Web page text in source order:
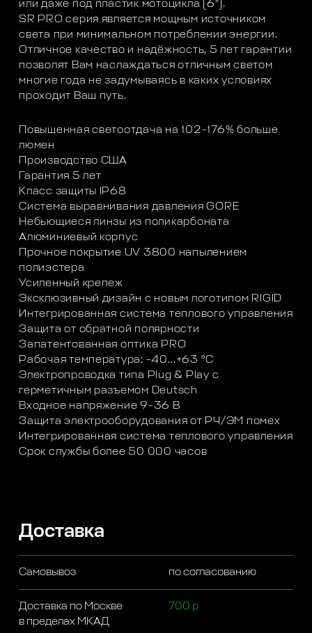
или даже под пластик мотоцикла (6”).
SR PRO серия является мощным источником
света при минимальном потреблении энергии.
Отличное качество и надёжность, 5 лет гарантии
позволят Вам наслаждаться отличным светом
многие года не задумываясь в каких условиях
проходит Ваш путь.
Повышенная светоотдача на 102-176% больше
люмен
Производство США
Гарантия 5 лет
Класс защиты IP68
Система выравнивания давления GORE
Небьющиеся линзы из поликарбоната
Алюминиевый корпус
Прочное покрытие UV 3800 напылением
полиэстера
Усиленный крепеж
Эксклюзивный дизайн с новым логотипом RIGID
Интегрированная система теплового управления
Защита от обратной полярности
Запатентованная оптика PRO
Рабочая температура: -40…+63 °C
Электропроводка типа Plug & Play с
герметичным разъемом Deutsch
Входное напряжение 9-36 В
Защита электрооборудования от РЧ/ЭМ помех
Интегрированная система теплового управления
Срок службы более 50 000 часов
Доставка
Самовывоз по согласованию
Доставка по Москве
в пределах МКАД
700 р